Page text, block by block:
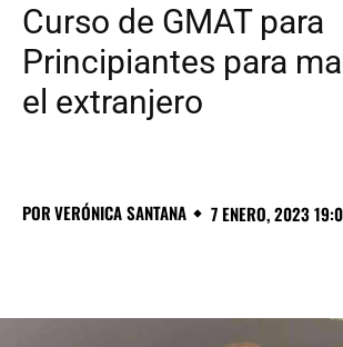
Curso de GMAT para
Principiantes para
el extranjero
PORVERÓNICA SANTANA 7 ENERO, 2023